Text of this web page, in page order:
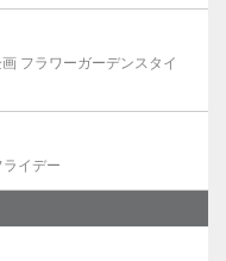
フラワーガーデンスタイ
イデー